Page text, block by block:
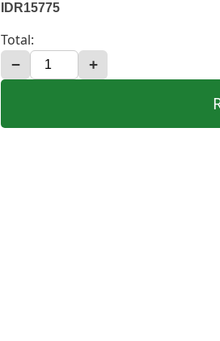
IDR15775
Total:
− +